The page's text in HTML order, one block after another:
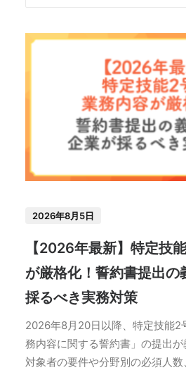
2026年8月5日
【2026年最新】特定技
が厳格化！誓約書提出の
採るべき実務対策
2026年8月20日以降、特定技能2
務内容に関する誓約書」の提出
対象者の要件や分野別の必須人数